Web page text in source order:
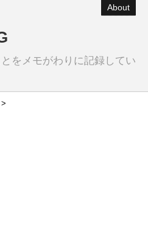
About
をメモがわりに記録してい
>